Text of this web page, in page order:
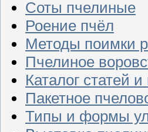
Соты пчелиные
Роение пчёл
Методы поимки
Пчелиное
Каталог статей
Пакетное
Типы и формы